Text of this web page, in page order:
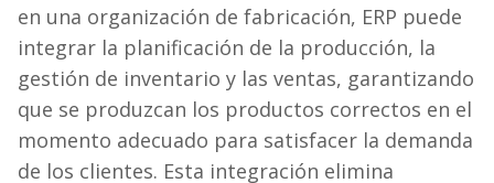
en una organización de fabricación, ERP puede
integrar la planificación de la producción, la
gestión de inventario y las ventas, garantizando
que se produzcan los productos correctos en el
momento adecuado para satisfacer la demanda
de los clientes. Esta integración elimina